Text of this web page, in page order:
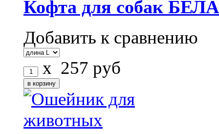
Кофта для собак
Добавить к сравнению
x 257 руб